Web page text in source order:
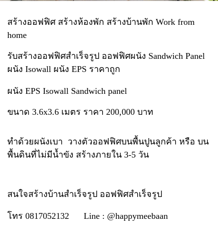
สร้างออฟฟิศ สร้างห้องพัก สร้างบ้านพัก Work from
home
รับสร้างออฟฟิศสำเร็จรูป ออฟฟิศผนัง Sandwich Panel
ผนัง Isowall ผนัง EPS ราคาถูก
ผนัง EPS Isowall Sandwich panel
ขนาด 3.6x3.6 เมตร ราคา 200,000 บาท
ทำด้วยผนังเบา วางตัวออฟฟิศบนพื้นปูนลูกค้า หรือ บน
พื้นดินที่ไม่มีน้ำขัง สร้างภายใน 3-5 วัน
สนใจสร้างบ้านสำเร็จรูป ออฟฟิศสำเร็จรูป
โทร 0817052132 Line : @happymeebaan